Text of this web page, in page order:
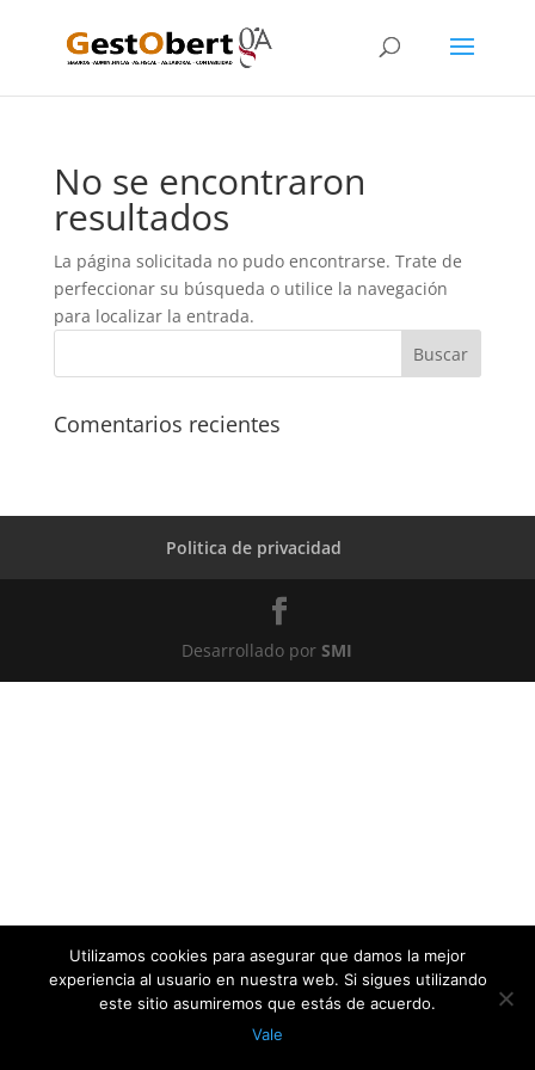
No se encontraron
resultados
La página solicitada no pudo encontrarse. Trate de
perfeccionar su búsqueda o utilice la navegación
para localizar la entrada.
Comentarios recientes
Politica de privacidad
Desarrollado porSMI
Utilizamos cookies para asegurar que damos la mejor
experiencia al usuario en nuestra web. Si sigues utilizando
este sitio asumiremos que estás de acuerdo.
Vale